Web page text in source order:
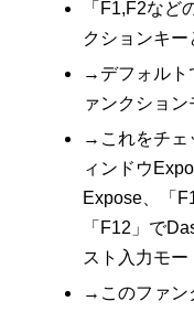
「F1,F2など
クションキ
→デフォルト
ァンクション
→これをチェ
ィンドウ
Expose、「
「F12」で
スト入力モー
→このファン